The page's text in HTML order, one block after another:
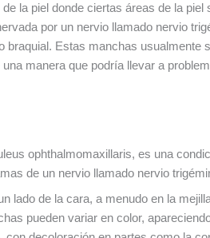
la piel donde ciertas áreas de la
por un nervio llamado nervio
braquial. Estas manchas
manera que podría llevar a
ophthalmomaxillaris, es una
de un nervio llamado nervio
lado de la cara, a menudo en la
pueden variar en color,